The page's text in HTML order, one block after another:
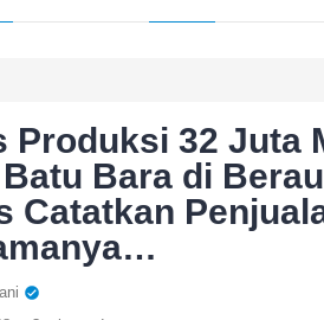
Produksi 32 Juta
Bara di
Catatkan